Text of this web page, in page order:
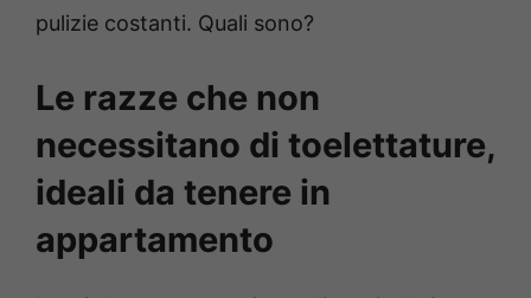
pulizie costanti. Quali sono?
Le razze che non
necessitano di toelettature,
ideali da tenere in
appartamento